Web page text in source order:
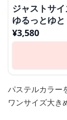
ジャストサ
ゆるっとゆ
たりマルチボ
¥3,580
パステルカラー
ワンサイズ大き